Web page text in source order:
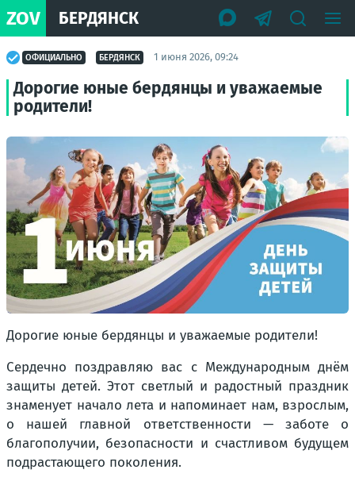
ZOV БЕРДЯНСК
ОФИЦИАЛЬНО БЕРДЯНСК 1 июня 2026, 09:24
Дорогие юные бердянцы и уважаемые
родители!
Дорогие юные бердянцы и уважаемые родители!
Сердечно поздравляю вас с Международным днём
защиты детей. Этот светлый и радостный праздник
знаменует начало лета и напоминает нам, взрослым,
о нашей главной ответственности — заботе о
благополучии, безопасности и счастливом будущем
подрастающего поколения.